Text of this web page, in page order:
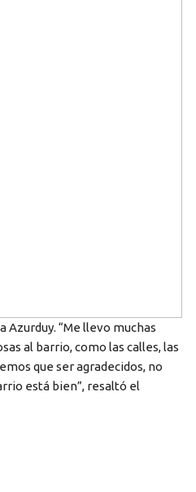
“Me llevo muchas
al barrio, como las calles, las
que ser agradecidos, no
está bien”, resaltó el